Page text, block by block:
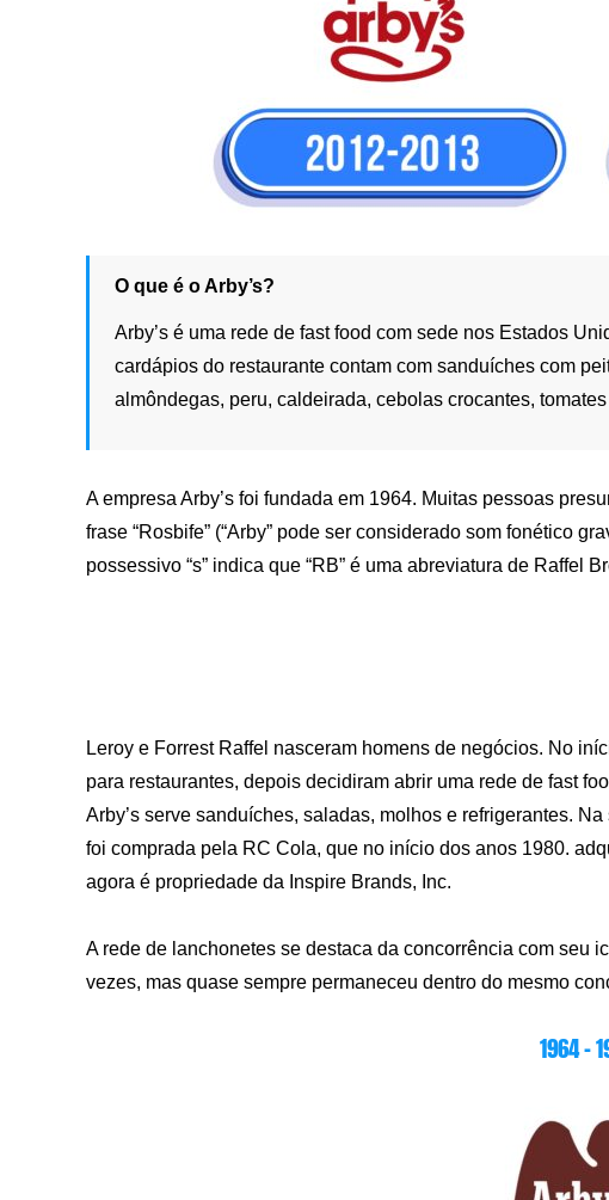
O que é o Arby’s?
Arby’s é uma rede de fast food com sede nos Estados
cardápios do restaurante contam com sanduíches com
almôndegas, peru, caldeirada, cebolas crocantes,
A empresa Arby’s foi fundada em 1964. Muitas pessoas
frase “Rosbife” (“Arby” pode ser considerado som fonético
possessivo “s” indica que “RB” é uma abreviatura de Raffel
Leroy e Forrest Raffel nasceram homens de negócios. No
para restaurantes, depois decidiram abrir uma rede de fast
Arby’s serve sanduíches, saladas, molhos e refrigerantes.
foi comprada pela RC Cola, que no início dos anos 1980.
agora é propriedade da Inspire Brands, Inc.
A rede de lanchonetes se destaca da concorrência com seu
vezes, mas quase sempre permaneceu dentro do mesmo
1964 –